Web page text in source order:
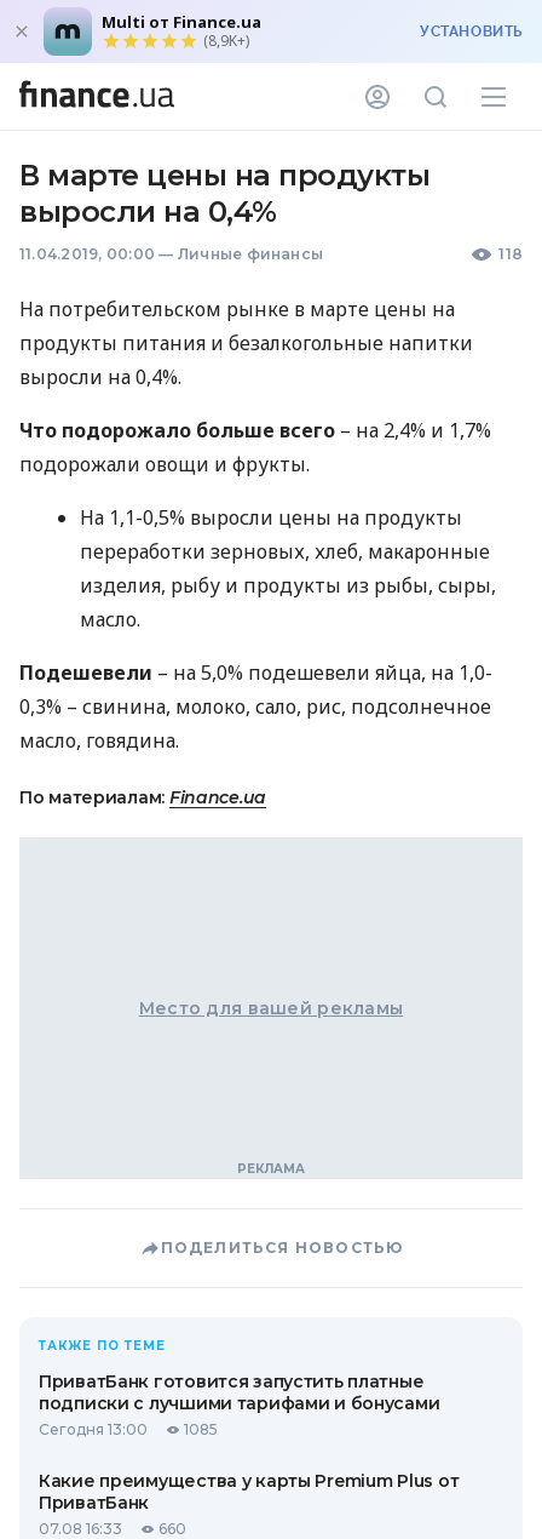
Multi от Finance.ua
(8,9K+) УСТАНОВИТЬ
В марте цены на продукты
выросли на 0,4%
11.04.2019, 00:00 — Личные финансы 118
На потребительском рынке в марте цены на
продукты питания и безалкогольные напитки
выросли на 0,4%.
Что подорожало больше всего – на 2,4% и 1,7%
подорожали овощи и фрукты.
На 1,1-0,5% выросли цены на продукты
переработки зерновых, хлеб, макаронные
изделия, рыбу и продукты из рыбы, сыры,
масло.
Подешевели – на 5,0% подешевели яйца, на 1,0-
0,3% – свинина, молоко, сало, рис, подсолнечное
масло, говядина.
По материалам: Finance.ua
Место для вашей рекламы
ПОДЕЛИТЬСЯ НОВОСТЬЮ
ТАКЖЕ ПО ТЕМЕ
ПриватБанк готовится запустить платные
подписки с лучшими тарифами и бонусами
Сегодня 13:00 1085
Какие преимущества у карты Premium Plus от
ПриватБанк
07.08 16:33 660